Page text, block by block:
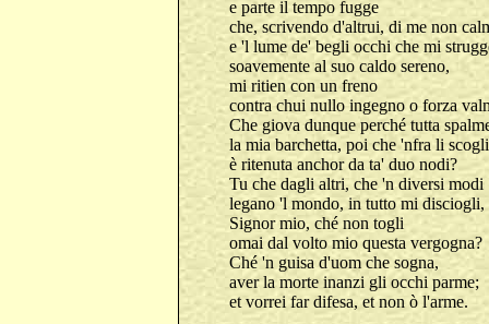
e parte il tempo fugge
che, scrivendo d'altrui, di me non
e 'l lume de' begli occhi che mi
soavemente al suo caldo sereno,
mi ritien con un freno
contra chui nullo ingegno o forza
Che giova dunque perché tutta
la mia barchetta, poi che 'nfra li scogli
è ritenuta anchor da ta' duo nodi?
Tu che dagli altri, che 'n diversi modi
legano 'l mondo, in tutto mi disciogli,
Signor mio, ché non togli
omai dal volto mio questa vergogna?
Ché 'n guisa d'uom che sogna,
aver la morte inanzi gli occhi parme;
et vorrei far difesa, et non ò l'arme.